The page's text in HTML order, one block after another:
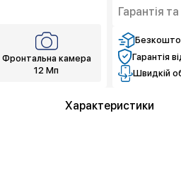
Фронтальна камера
12 Мп
Гарантія
Гарантія
Швидкій
Характеристики